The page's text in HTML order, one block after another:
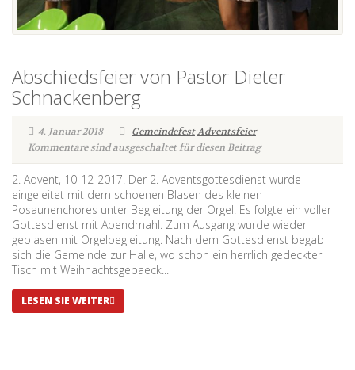
Abschiedsfeier von Pastor Dieter
Schnackenberg
4. Januar 2018 GemeindefestAdventsfeier
Kommentare sind ausgeschaltet für diesen Beitrag
2. Advent, 10-12-2017. Der 2. Adventsgottesdienst wurde
eingeleitet mit dem schoenen Blasen des kleinen
Posaunenchores unter Begleitung der Orgel. Es folgte ein voller
Gottesdienst mit Abendmahl. Zum Ausgang wurde wieder
geblasen mit Orgelbegleitung. Nach dem Gottesdienst begab
sich die Gemeinde zur Halle, wo schon ein herrlich gedeckter
Tisch mit Weihnachtsgebaeck...
LESEN SIE WEITER